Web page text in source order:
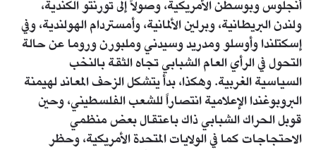
أنجلوس وبوسطن الأمريكية، وصولاً إلى تورنتو الكندية،
ولندن البريطانية، وبرلين الألمانية، وأمستردام الهولندية، وفي
إسكتلندا وأوسلو ومدريد وسيدني وملبورن وروما عن حالة
التحول في الرأي العام الشبابي تجاه الثقة بالنخب
السياسية الغربية. وهكذا، بدأ يتشكل الزحف المعاند لهيمنة
البروبوغندا الإعلامية انتصاراً للشعب الفلسطيني، وحين
قوبل الحراك الشبابي ذاك باعتقال بعض منظمي
الاحتجاجات كما في الولايات المتحدة الأمريكية، وحظر